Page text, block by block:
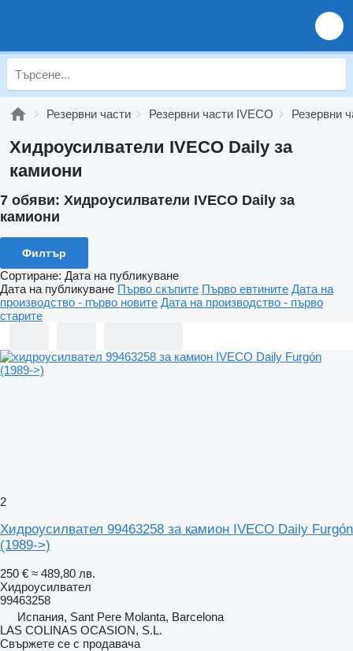
Резервни части Резервни части IVECO Резервни
Хидроусилватели IVECO Daily за
камиони
7 обяви: Хидроусилватели IVECO Daily за
камиони
Филтър
Сортиране: Дата на публикуване
Дата на публикуване Първо скъпите Първо евтините Дата на
производство - първо новите Дата на производство - първо
старите
2
Хидроусилвател 99463258 за камион IVECO Daily Furgón
(1989->)
250 € ≈ 489,80 лв.
Хидроусилвател
99463258
Испания, Sant Pere Molanta, Barcelona
LAS COLINAS OCASION, S.L.
Свържете се с продавача